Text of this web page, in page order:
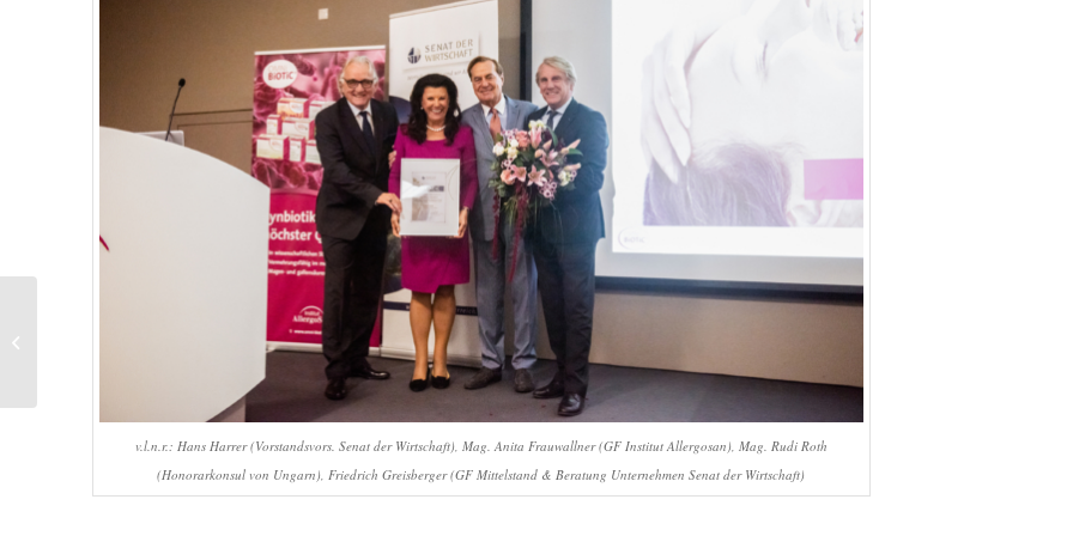
v.l.n.r.: Hans Harrer (Vorstandsvors. Senat der Wirtschaft), Mag. Anita Frauwallner (GF Institut Allergosan), Mag. Rudi Roth
(Honorarkonsul von Ungarn), Friedrich Greisberger (GF Mittelstand & Beratung Unternehmen Senat der Wirtschaft)
21. OKTOBER 2019 | BÖRSE SOCIAL
MAGAZINE: IMPACT INVESTING